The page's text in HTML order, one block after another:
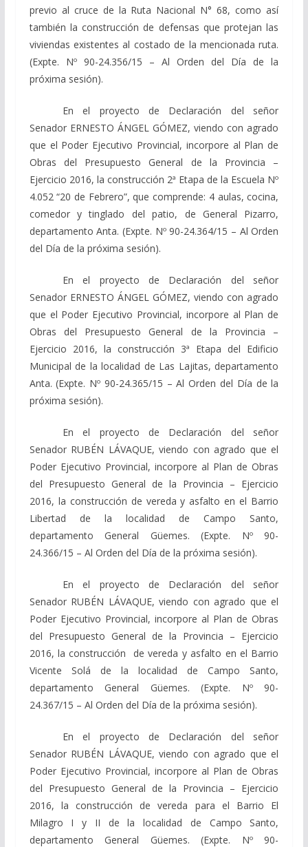
previo al cruce de la Ruta Nacional N° 68, como así
también la construcción de defensas que protejan las
viviendas existentes al costado de la mencionada ruta.
(Expte. Nº 90-24.356/15 – Al Orden del Día de la
próxima sesión).
En el proyecto de Declaración del señor
Senador ERNESTO ÁNGEL GÓMEZ, viendo con agrado
que el Poder Ejecutivo Provincial, incorpore al Plan de
Obras del Presupuesto General de la Provincia –
Ejercicio 2016, la construcción 2ª Etapa de la Escuela Nº
4.052 “20 de Febrero”, que comprende: 4 aulas, cocina,
comedor y tinglado del patio, de General Pizarro,
departamento Anta. (Expte. Nº 90-24.364/15 – Al Orden
del Día de la próxima sesión).
En el proyecto de Declaración del señor
Senador ERNESTO ÁNGEL GÓMEZ, viendo con agrado
que el Poder Ejecutivo Provincial, incorpore al Plan de
Obras del Presupuesto General de la Provincia –
Ejercicio 2016, la construcción 3ª Etapa del Edificio
Municipal de la localidad de Las Lajitas, departamento
Anta. (Expte. Nº 90-24.365/15 – Al Orden del Día de la
próxima sesión).
En el proyecto de Declaración del señor
Senador RUBÉN LÁVAQUE, viendo con agrado que el
Poder Ejecutivo Provincial, incorpore al Plan de Obras
del Presupuesto General de la Provincia – Ejercicio
2016, la construcción de vereda y asfalto en el Barrio
Libertad de la localidad de Campo Santo,
departamento General Güemes. (Expte. Nº 90-
24.366/15 – Al Orden del Día de la próxima sesión).
En el proyecto de Declaración del señor
Senador RUBÉN LÁVAQUE, viendo con agrado que el
Poder Ejecutivo Provincial, incorpore al Plan de Obras
del Presupuesto General de la Provincia – Ejercicio
2016, la construcción de vereda y asfalto en el Barrio
Vicente Solá de la localidad de Campo Santo,
departamento General Güemes. (Expte. Nº 90-
24.367/15 – Al Orden del Día de la próxima sesión).
En el proyecto de Declaración del señor
Senador RUBÉN LÁVAQUE, viendo con agrado que el
Poder Ejecutivo Provincial, incorpore al Plan de Obras
del Presupuesto General de la Provincia – Ejercicio
2016, la construcción de vereda para el Barrio El
Milagro I y II de la localidad de Campo Santo,
departamento General Güemes. (Expte. Nº 90-